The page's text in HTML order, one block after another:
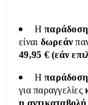
Ηπαράδοση
είναι δωρεάν
49,95 € (εάν
Ηπαράδοση
για παραγγελίες